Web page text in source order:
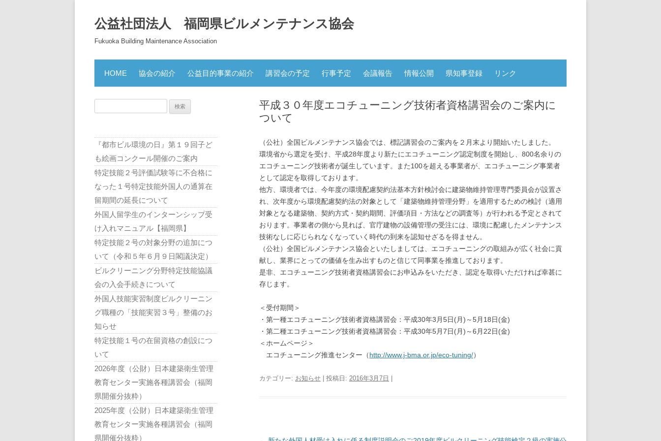
公益社団法人 福岡県ビルメンテナンス協会
Fukuoka Building Maintenance Association
ン
テ
ス
キ
HOME 協会の紹介 公益目的事業の紹介 講習会の予定 行事予定 会議報告 情報公開 県知事登録 リンク
平成３０年度エコチューニング技術者資格講習会のご案内に
ついて
（公社）全国ビルメンテナンス協会では、標記講習会のご案内を２月末より開始いたしました。
環境省から選定を受け、平成28年度より新たにエコチューニング認定制度を開始し、800名余りの
エコチューニング技術者が誕生しています。また100を超える事業者が、エコチューニング事業者
として認定を取得しております。
他方、環境者では、今年度の環境配慮契約法基本方針検討会に建築物維持管理専門委員会が設置さ
れ、次年度から環境配慮契約法の対象として「建築物維持管理分野」を適用するための検討（適用
対象となる建築物、契約方式・契約期間、評価項目・方法などの調査等）が行われる予定とされて
おります。事業者の側から見れば、官庁建物の設備管理の受注には、環境に配慮したメンテナンス
技術なしに応じられなくなっていく時代の到来を認知せざるを得ません。
（公社）全国ビルメンテナンス協会といたしましては、エコチューニングの取組みが広く社会に貢
献し、業界にとっての価値を生み出すものと信じて同事業を推進しております。
是非、エコチューニング技術者資格講習会にお申込みをいただき、認定を取得いただければ幸甚に
存じます。
＜受付期間＞
・第一種エコチューニング技術者資格講習会：平成30年3月5日(月)～5月18日(金)
・第二種エコチューニング技術者資格講習会：平成30年5月7日(月)～6月22日(金)
＜ホームページ＞
エコチューニング推進センター（http://www.j-bma.or.jp/eco-tuning/）
カテゴリー: お知らせ | 投稿日:2016年3月7日
『都市ビル環境の日』第１９回子ど
も絵画コンクール開催のご案内
特定技能２号評価試験等に不合格に
なった１号特定技能外国人の通算在
留期間の延長について
外国人留学生のインターンシップ受
け入れマニュアル【福岡県】
特定技能２号の対象分野の追加につ
いて（令和５年６月９日閣議決定）
ビルクリーニング分野特定技能協議
会の入会手続きについて
外国人技能実習制度ビルクリーニン
グ職種の「技能実習３号」整備のお
知らせ
特定技能１号の在留資格の創設につ
いて
2026年度（公財）日本建築衛生管理
教育センター実施各種講習会（福岡
県開催分抜粋）
2025年度（公財）日本建築衛生管理
教育センター実施各種講習会（福岡
県開催分抜粋）